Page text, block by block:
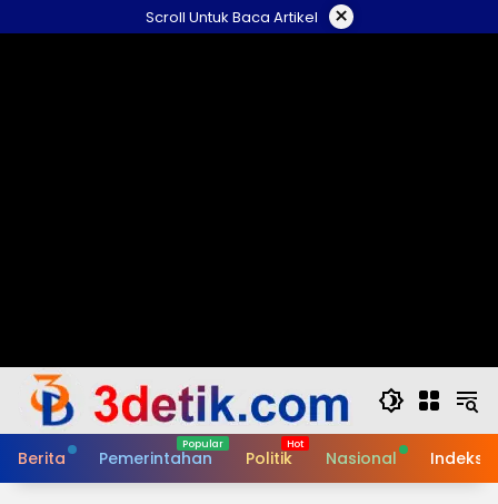
to
Scroll Untuk Baca Artikel ×
Berita Pemerintahan Politik Nasional Indeks